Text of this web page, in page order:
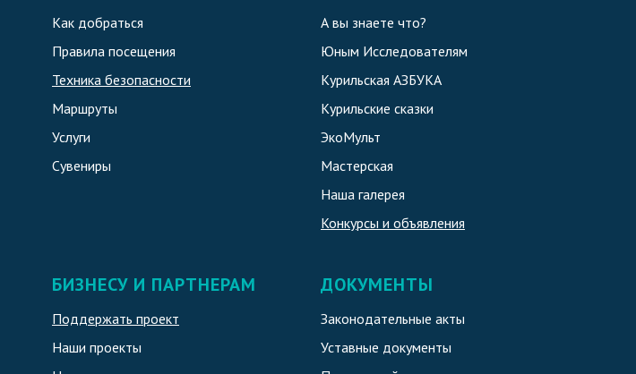
Как добраться
Правила посещения
Техника безопасности
Маршруты
Услуги
Сувениры
А вы знаете что?
Юным Исследователям
Курильская АЗБУКА
Курильские сказки
ЭкоМульт
Мастерская
Наша галерея
Конкурсы и объявления
БИЗНЕСУ И ПАРТНЕРАМ
Поддержать проект
Наши проекты
ДОКУМЕНТЫ
Законодательные акты
Уставные документы